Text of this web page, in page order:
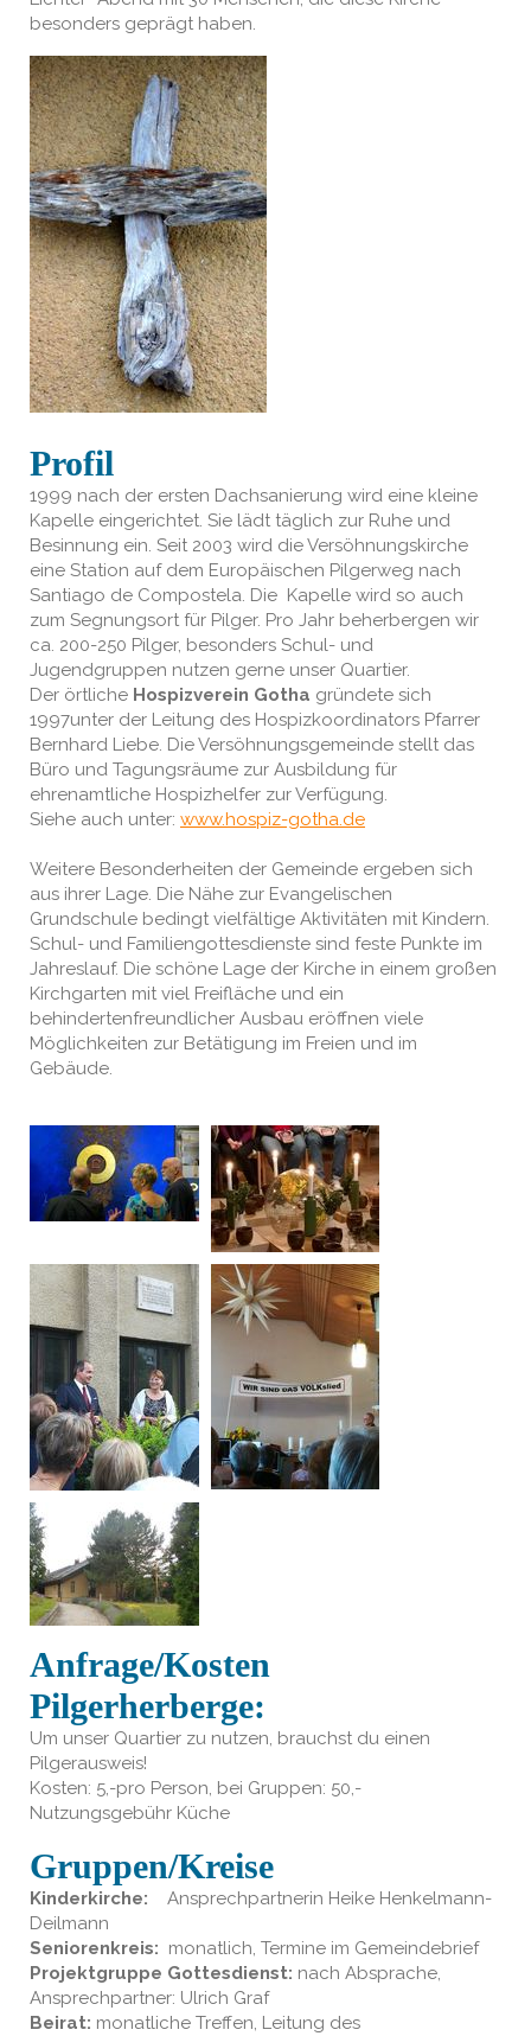
besonders geprägt haben.
Profil
1999 nach der ersten Dachsanierung wird eine kleine
Kapelle eingerichtet. Sie lädt täglich zur Ruhe und
Besinnung ein. Seit 2003 wird die Versöhnungskirche
eine Station auf dem Europäischen Pilgerweg nach
Santiago de Compostela. Die Kapelle wird so auch
zum Segnungsort für Pilger. Pro Jahr beherbergen wir
ca. 200-250 Pilger, besonders Schul- und
Jugendgruppen nutzen gerne unser Quartier.
Der örtliche Hospizverein Gotha gründete sich
1997unter der Leitung des Hospizkoordinators Pfarrer
Bernhard Liebe. Die Versöhnungsgemeinde stellt das
Büro und Tagungsräume zur Ausbildung für
ehrenamtliche Hospizhelfer zur Verfügung.
Siehe auch unter: www.hospiz-gotha.de
Weitere Besonderheiten der Gemeinde ergeben sich
aus ihrer Lage. Die Nähe zur Evangelischen
Grundschule bedingt vielfältige Aktivitäten mit Kindern.
Schul- und Familiengottesdienste sind feste Punkte im
Jahreslauf. Die schöne Lage der Kirche in einem großen
Kirchgarten mit viel Freifläche und ein
behindertenfreundlicher Ausbau eröffnen viele
Möglichkeiten zur Betätigung im Freien und im
Gebäude.
Anfrage/Kosten
Pilgerherberge:
Um unser Quartier zu nutzen, brauchst du einen
Pilgerausweis!
Kosten: 5,-pro Person, bei Gruppen: 50,-
Nutzungsgebühr Küche
Gruppen/Kreise
Kinderkirche: Ansprechpartnerin Heike Henkelmann-
Deilmann
Seniorenkreis: monatlich, Termine im Gemeindebrief
Projektgruppe Gottesdienst: nach Absprache,
Ansprechpartner: Ulrich Graf
Beirat: monatliche Treffen, Leitung des